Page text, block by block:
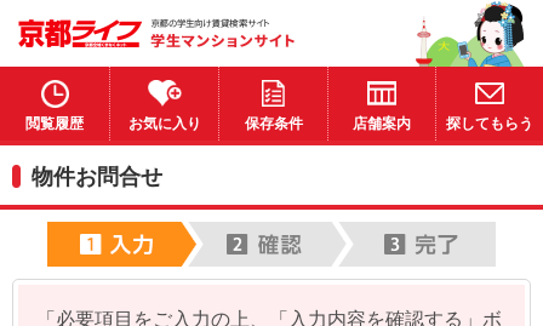
閲覧履歴 お気に入り 保存条件 店舗案内 探してもらう
物件お問合せ
「必要項目をご入力の上、「入力内容を確認する」ボ